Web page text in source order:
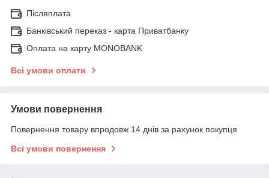
Післяплата
Банківський переказ - карта Приватбанку
Оплата на карту MONOBANK
Всі умови оплати
Умови повернення
Повернення товару впродовж 14 днів за рахунок покупця
Всі умови повернення